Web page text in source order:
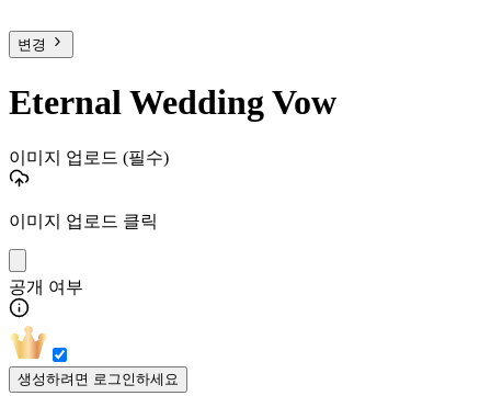
변경
Eternal Wedding Vow
이미지 업로드 (필수)
이미지 업로드 클릭
공개 여부
생성하려면 로그인하세요